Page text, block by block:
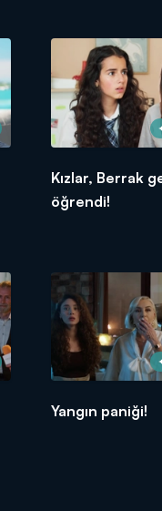
Kızlar, Berrak
öğrendi!
Yangın paniği!